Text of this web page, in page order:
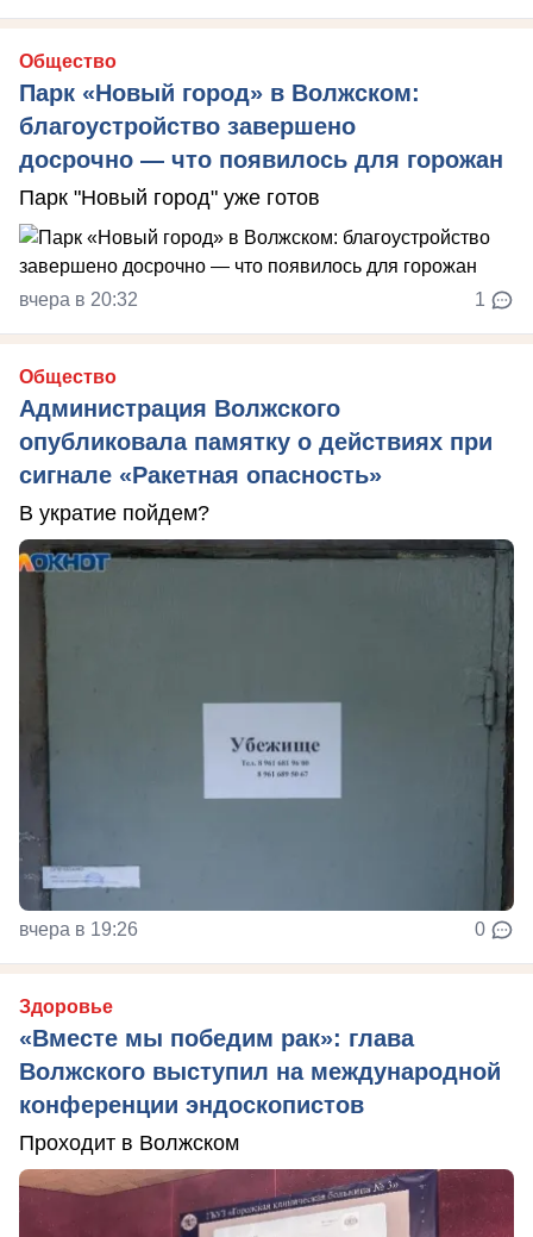
Общество
Парк «Новый город» в Волжском:
благоустройство завершено
досрочно — что появилось для горожан
Парк "Новый город" уже готов
вчера в 20:32 1
Общество
Администрация Волжского
опубликовала памятку о действиях при
сигнале «Ракетная опасность»
В укратие пойдем?
вчера в 19:26 0
Здоровье
«Вместе мы победим рак»: глава
Волжского выступил на международной
конференции эндоскопистов
Проходит в Волжском